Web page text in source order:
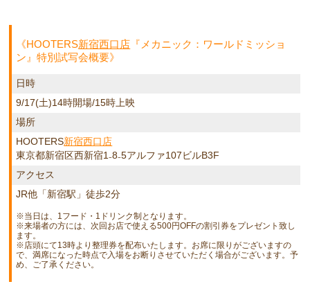
《HOOTERS新宿西口店 『メカニック：ワールドミッショ
ン』特別試写会概要》
日時
9/17(土)14時開場/15時上映
場所
HOOTERS新宿西口店
東京都新宿区西新宿1₋8₋5アルファ107ビルB3F
アクセス
JR他「新宿駅」徒歩2分
※当日は、1フード・1ドリンク制となります。
※来場者の方には、次回お店で使える500円OFFの割引券をプレゼント致し
ます。
※店頭にて13時より整理券を配布いたします。お席に限りがございますの
で、満席になった時点で入場をお断りさせていただく場合がございます。予
め、ご了承ください。